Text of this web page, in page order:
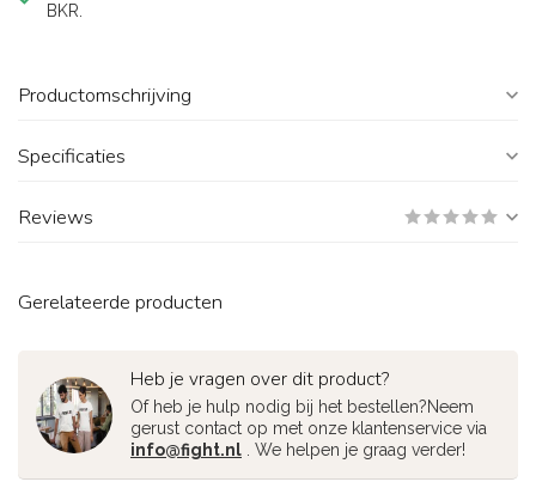
BKR.
Productomschrijving
Specificaties
Reviews
Gerelateerde producten
Heb je vragen over dit product?
Of heb je hulp nodig bij het bestellen?Neem
gerust contact op met onze klantenservice via
info@fight.nl . We helpen je graag verder!